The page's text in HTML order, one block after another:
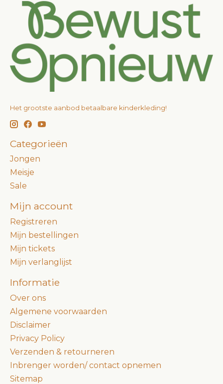
Het grootste aanbod betaalbare kinderkleding!
Categorieën
Jongen
Meisje
Sale
Mijn account
Registreren
Mijn bestellingen
Mijn tickets
Mijn verlanglijst
Informatie
Over ons
Algemene voorwaarden
Disclaimer
Privacy Policy
Verzenden & retourneren
Inbrenger worden/ contact opnemen
Sitemap